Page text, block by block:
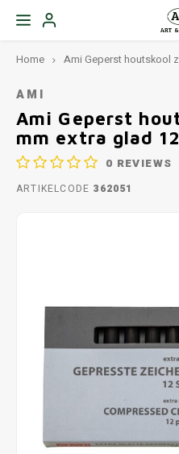
Home Ami Geperst houtskool
AMI
Ami Geperst
mm extra glad
0 REVIEWS
ARTIKELCODE 362051